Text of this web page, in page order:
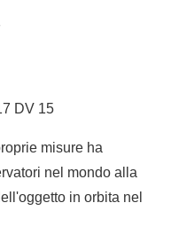
DV 15
misure ha
nel mondo alla
in orbita nel